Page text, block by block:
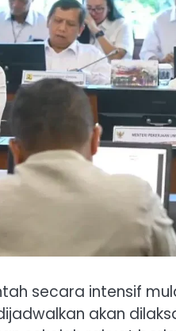
secara intensif
akan